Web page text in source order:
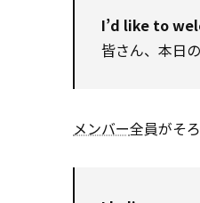
I’d like to
皆さん、本日
メンバー全員がそ